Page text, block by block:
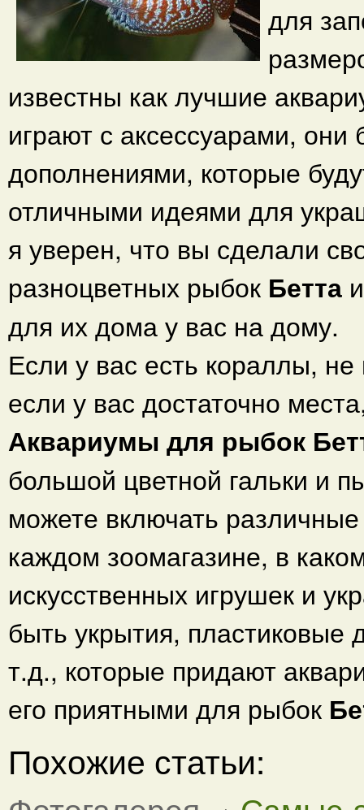
для
известны как лучшие
играют с аксессуарами,
дополнениями, которые
отличными идеями для
я уверен, что вы сделали
разноцветных рыбок Бетта
для их дома у вас на дому.
Если у вас есть кораллы,
если у вас достаточно
Аквариумы для рыбок
большой цветной гальки и
можете включать
каждом зоомагазине, в
искусственных игрушек и
быть укрытия,
т.д., которые придают
его приятными для рыбок
Похожие статьи: